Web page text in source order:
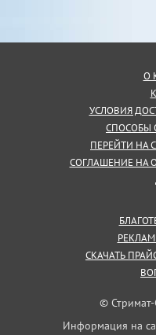
О
УСЛОВИЯ
СПОСОБЫ
ПЕРЕЙТИ НА
СОГЛАШЕНИЕ НА
СКАЧАТЬ
©
Информация на